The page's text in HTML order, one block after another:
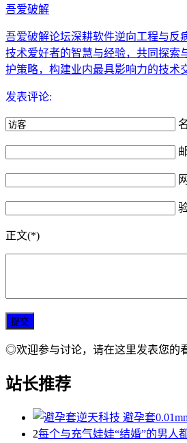
吾爱破解
吾爱破解论坛深耕软件逆向工程与反
技术爱好者的智慧与经验，共同探索
护策略，构建业内最具影响力的技术
发表评论:
正文(*)
◎欢迎参与讨论，请在这里发表您的
站长推荐
2每个与充气娃娃“结婚”的男人